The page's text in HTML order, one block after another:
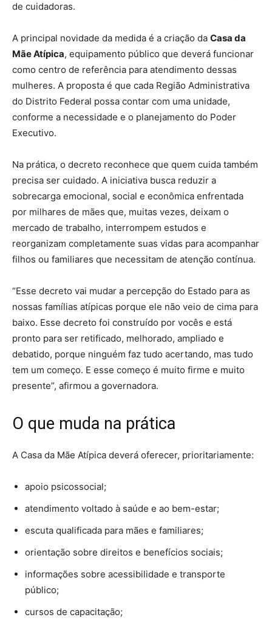
de cuidadoras.
A principal novidade da medida é a criação da Casa da
Mãe Atípica, equipamento público que deverá funcionar
como centro de referência para atendimento dessas
mulheres. A proposta é que cada Região Administrativa
do Distrito Federal possa contar com uma unidade,
conforme a necessidade e o planejamento do Poder
Executivo.
Na prática, o decreto reconhece que quem cuida também
precisa ser cuidado. A iniciativa busca reduzir a
sobrecarga emocional, social e econômica enfrentada
por milhares de mães que, muitas vezes, deixam o
mercado de trabalho, interrompem estudos e
reorganizam completamente suas vidas para acompanhar
filhos ou familiares que necessitam de atenção contínua.
“Esse decreto vai mudar a percepção do Estado para as
nossas famílias atípicas porque ele não veio de cima para
baixo. Esse decreto foi construído por vocês e está
pronto para ser retificado, melhorado, ampliado e
debatido, porque ninguém faz tudo acertando, mas tudo
tem um começo. E esse começo é muito firme e muito
presente”, afirmou a governadora.
O que muda na prática
A Casa da Mãe Atípica deverá oferecer, prioritariamente:
apoio psicossocial;
atendimento voltado à saúde e ao bem-estar;
escuta qualificada para mães e familiares;
orientação sobre direitos e benefícios sociais;
informações sobre acessibilidade e transporte
público;
cursos de capacitação;